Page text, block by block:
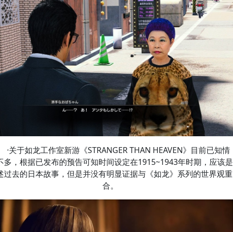
·关于如龙工作室新游《STRANGER THAN HEAVEN》目前已知情
多，根据已发布的预告可知时间设定在1915~1943年时期，应该是
过去的日本故事，但是并没有明显证据与《如龙》系列的世界观重
合。